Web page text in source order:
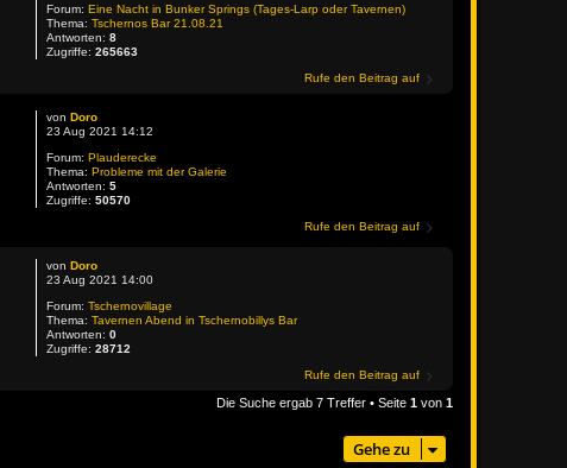
Forum:Eine Nacht in Bunker Springs (Tages-Larp oder Tavernen)
Thema:Tschernos Bar 21.08.21
Antworten:8
Zugriffe:265663
Rufe den Beitrag auf
vonDoro
23 Aug 2021 14:12
Forum:Plauderecke
Thema:Probleme mit der Galerie
Antworten:5
Zugriffe:50570
Rufe den Beitrag auf
vonDoro
23 Aug 2021 14:00
Forum:Tschernovillage
Thema:Tavernen Abend in Tschernobillys Bar
Antworten:0
Zugriffe:28712
Rufe den Beitrag auf
Die Suche ergab 7 Treffer • Seite 1 von 1
Gehe zu